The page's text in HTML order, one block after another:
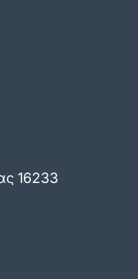
16233